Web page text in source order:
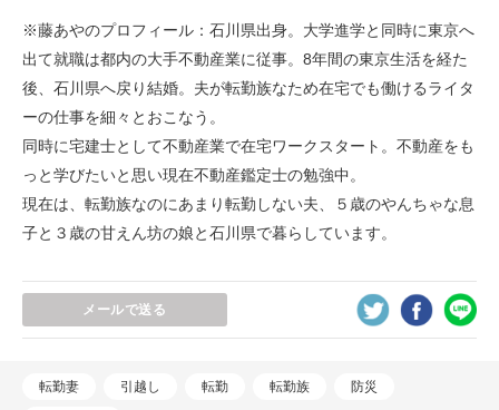
※藤あやのプロフィール：石川県出身。大学進学と同時に東京へ
出て就職は都内の大手不動産業に従事。8年間の東京生活を経た
後、石川県へ戻り結婚。夫が転勤族なため在宅でも働けるライタ
ーの仕事を細々とおこなう。
同時に宅建士として不動産業で在宅ワークスタート。不動産をも
っと学びたいと思い現在不動産鑑定士の勉強中。
現在は、転勤族なのにあまり転勤しない夫、５歳のやんちゃな息
子と３歳の甘えん坊の娘と石川県で暮らしています。
メールで送る
転勤妻 引越し 転勤 転勤族 防災